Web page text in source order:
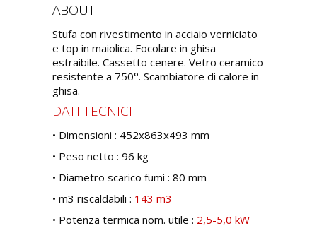
ABOUT
Stufa con rivestimento in acciaio verniciato
e top in maiolica. Focolare in ghisa
estraibile. Cassetto cenere. Vetro ceramico
resistente a 750°. Scambiatore di calore in
ghisa.
DATI TECNICI
• Dimensioni : 452x863x493 mm
• Peso netto : 96 kg
• Diametro scarico fumi : 80 mm
• m3 riscaldabili : 143 m3
• Potenza termica nom. utile : 2,5-5,0 kW